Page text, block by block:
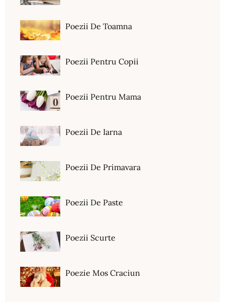
Poezii De Toamna
Poezii Pentru Copii
Poezii Pentru Mama
Poezii De Iarna
Poezii De Primavara
Poezii De Paste
Poezii Scurte
Poezie Mos Craciun